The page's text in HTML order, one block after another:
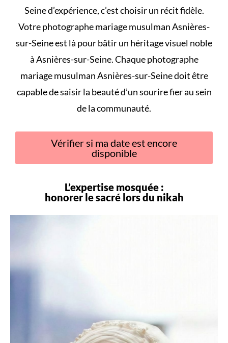
Seine d’expérience, c’est choisir un récit fidèle.
Votre photographe mariage musulman Asnières-
sur-Seine est là pour bâtir un héritage visuel noble
à Asnières-sur-Seine. Chaque photographe
mariage musulman Asnières-sur-Seine doit être
capable de saisir la beauté d’un sourire fier au sein
de la communauté.
Vérifier si ma date est encore
disponible
L’expertise mosquée :
honorer le sacré lors du nikah